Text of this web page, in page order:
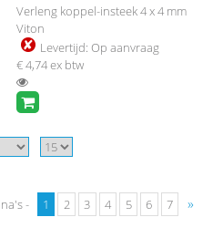
Verleng koppel-insteek 4 x 4 mm
Viton
Levertijd: Op aanvraag
€ 4,74ex btw
-
1 2 3 4 5 6 7 »